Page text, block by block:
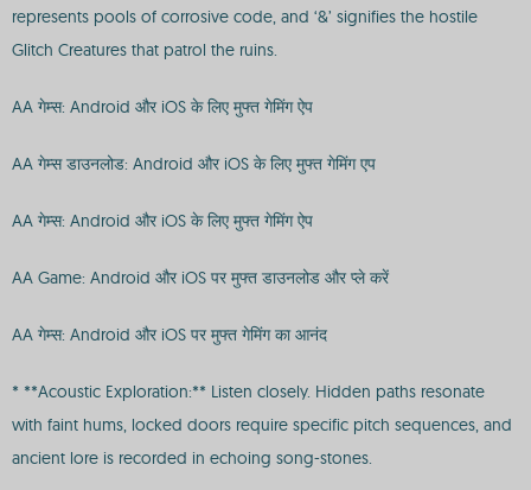
represents pools of corrosive code, and ‘&’ signifies the hostile
Glitch Creatures that patrol the ruins.
AA गेम्स: Android और iOS के लिए मुफ्त गेमिंग ऐप
AA गेम्स डाउनलोड: Android और iOS के लिए मुफ्त गेमिंग एप
AA गेम्स: Android और iOS के लिए मुफ्त गेमिंग ऐप
AA Game: Android और iOS पर मुफ्त डाउनलोड और प्ले करें
AA गेम्स: Android और iOS पर मुफ्त गेमिंग का आनंद
* **Acoustic Exploration:** Listen closely. Hidden paths resonate
with faint hums, locked doors require specific pitch sequences, and
ancient lore is recorded in echoing song-stones.